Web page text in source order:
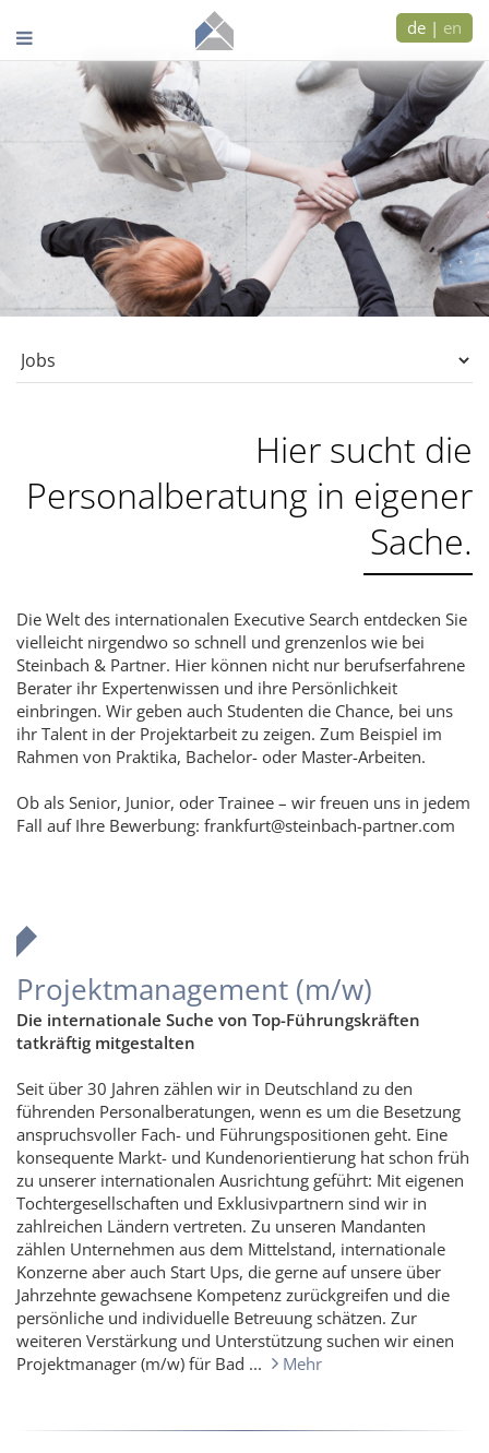
de | en
Hier sucht die
Personalberatung in eigener
Sache.
Die Welt des internationalen Executive Search entdecken Sie
vielleicht nirgendwo so schnell und grenzenlos wie bei
Steinbach & Partner. Hier können nicht nur berufserfahrene
Berater ihr Expertenwissen und ihre Persönlichkeit
einbringen. Wir geben auch Studenten die Chance, bei uns
ihr Talent in der Projektarbeit zu zeigen. Zum Beispiel im
Rahmen von Praktika, Bachelor- oder Master-Arbeiten.
Ob als Senior, Junior, oder Trainee – wir freuen uns in jedem
Fall auf Ihre Bewerbung: frankfurt@steinbach-partner.com
Projektmanagement (m/w)
Die internationale Suche von Top-Führungskräften
tatkräftig mitgestalten
Seit über 30 Jahren zählen wir in Deutschland zu den
führenden Personalberatungen, wenn es um die Besetzung
anspruchsvoller Fach- und Führungspositionen geht. Eine
konsequente Markt- und Kundenorientierung hat schon früh
zu unserer internationalen Ausrichtung geführt: Mit eigenen
Tochtergesellschaften und Exklusivpartnern sind wir in
zahlreichen Ländern vertreten. Zu unseren Mandanten
zählen Unternehmen aus dem Mittelstand, internationale
Konzerne aber auch Start Ups, die gerne auf unsere über
Jahrzehnte gewachsene Kompetenz zurückgreifen und die
persönliche und individuelle Betreuung schätzen. Zur
weiteren Verstärkung und Unterstützung suchen wir einen
Projektmanager (m/w) für Bad ...
Mehr